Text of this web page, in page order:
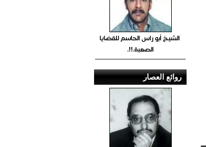
الشيخ أبو راس الحاسم للقضايا
الصعبة.!!.
روائع العصار